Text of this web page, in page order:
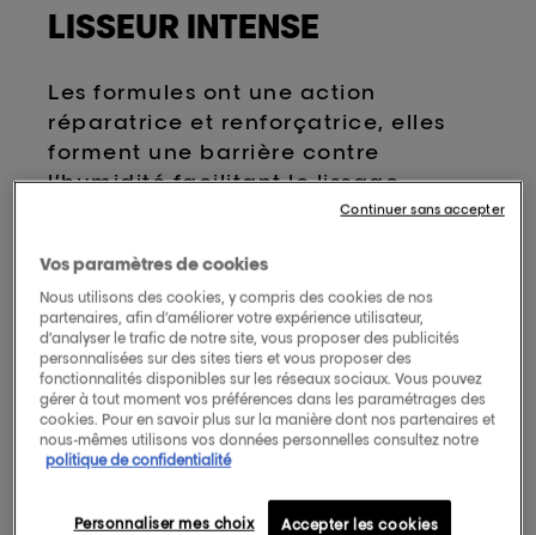
LISSEUR INTENSE
Les formules ont une action
réparatrice et renforçatrice, elles
forment une barrière contre
l’humidité facilitant le lissage.
TYPE DE CHEVEUX
Cheveux indisciplinés
Cheveux lissés
+
Vos paramètres de cookies
Nous utilisons des cookies, y compris des cookies de nos
partenaires, afin d’améliorer votre expérience utilisateur,
d’analyser le trafic de notre site, vous proposer des publicités
personnalisées sur des sites tiers et vous proposer des
fonctionnalités disponibles sur les réseaux sociaux. Vous pouvez
gérer à tout moment vos préférences dans les paramétrages des
cookies. Pour en savoir plus sur la manière dont nos partenaires et
nous-mêmes utilisons vos données personnelles consultez notre
politique de confidentialité
Accepter les cookies
Personnaliser mes choix
Continuer sans accepter